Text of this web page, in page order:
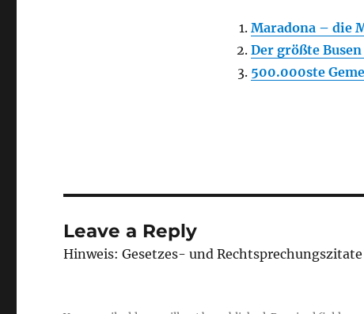
Maradona – die
Der größte
500.000ste
Leave a Reply
Hinweis: Gesetzes- und